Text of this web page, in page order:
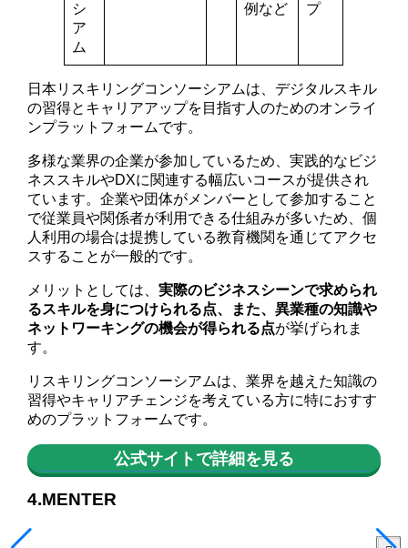
シ
ア
ム
例など
プ
日本リスキリングコンソーシアムは、デジタルスキル
の習得とキャリアアップを目指す人のためのオンライ
ンプラットフォームです。
多様な業界の企業が参加しているため、実践的なビジ
ネススキルやDXに関連する幅広いコースが提供され
ています。企業や団体がメンバーとして参加すること
で従業員や関係者が利用できる仕組みが多いため、個
人利用の場合は提携している教育機関を通じてアクセ
スすることが一般的です。
メリットとしては、実際のビジネスシーンで求められ
るスキルを身につけられる点、また、異業種の知識や
ネットワーキングの機会が得られる点が挙げられま
す。
リスキリングコンソーシアムは、業界を越えた知識の
習得やキャリアチェンジを考えている方に特におすす
めのプラットフォームです。
公式サイトで詳細を見る
4.MENTER